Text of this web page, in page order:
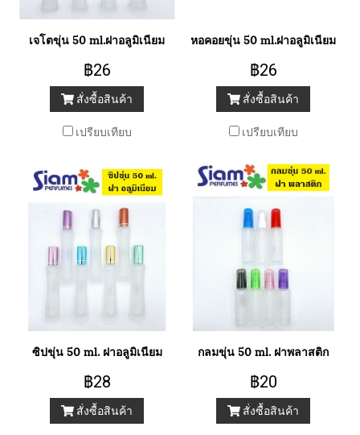
เจโตขุ่น 50 ml.ฝาอลูมิเนียม
฿26
สั่งซื้อสินค้า
เปรียบเทียบ
หอคอยขุ่น 50 ml.ฝาอลูมิเนียม
฿26
สั่งซื้อสินค้า
เปรียบเทียบ
ซิปขุ่น 50 ml. ฝาอลูมิเนียม
฿28
สั่งซื้อสินค้า
กลมขุ่น 50 ml. ฝาพลาสติก
฿20
สั่งซื้อสินค้า